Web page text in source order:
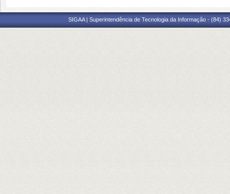
SIGAA | Superintendência de Tecnologia da Informação - (84)